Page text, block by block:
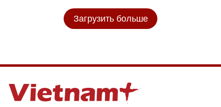
Загрузить больше